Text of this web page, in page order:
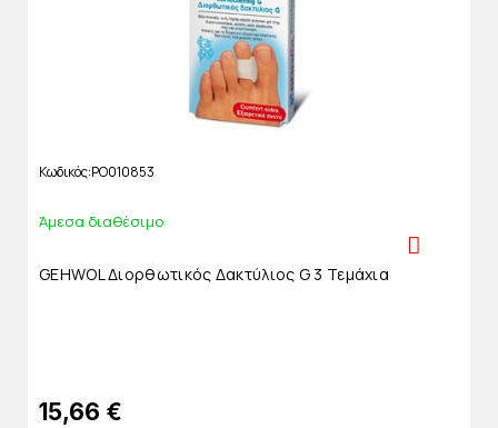
Κωδικός PO010853
Άμεσα διαθέσιμο
GEHWOL Διορθωτικός Δακτύλιος G 3 Τεμάχια
15,66 €